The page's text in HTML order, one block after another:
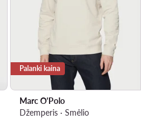
Palanki kaina
Marc O'Polo
Džemperis · Smėlio